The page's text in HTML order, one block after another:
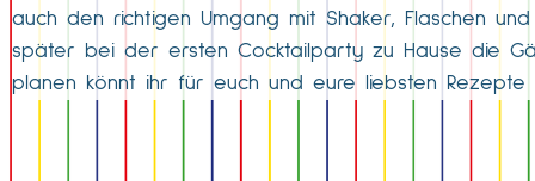
auch den richtigen Umgang mit Shaker, Flaschen
später bei der ersten Cocktailparty zu Hause die
planen könnt ihr für euch und eure liebsten Rezepte